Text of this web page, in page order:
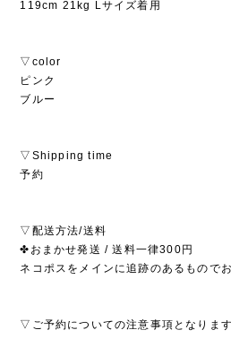
119cm 21kg Lサイズ着用
▽color
ピンク
ブルー
▽Shipping time
予約
▽配送方法/送料
✤おまかせ発送 / 送料一律300円
ネコポスをメインに追跡のあるもので
▽ご予約についての注意事項となりま